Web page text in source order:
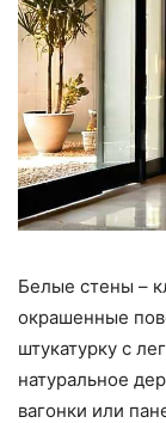
Белые стены –
окрашенные
штукатурку с
натуральное
вагонки или